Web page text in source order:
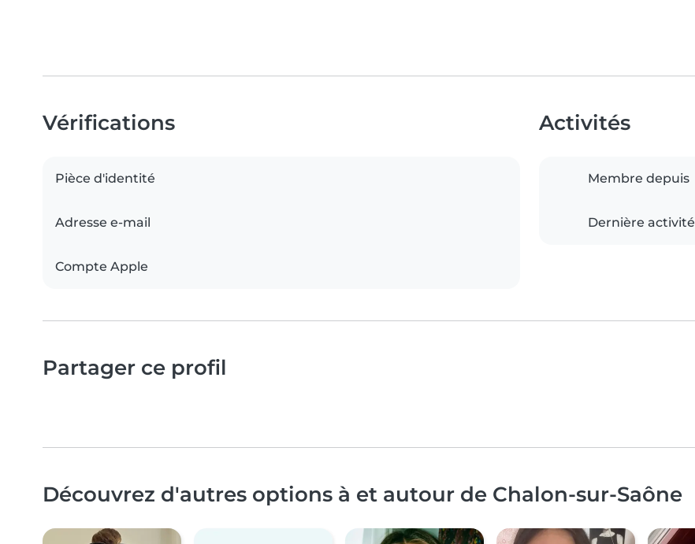
Vérifications
Pièce d'identité
Adresse e-mail
Compte Apple
Activités
Membre depuis
Dernière activité
Partager ce profil
Découvrez d'autres options à et autour de Chalon-sur-Saône